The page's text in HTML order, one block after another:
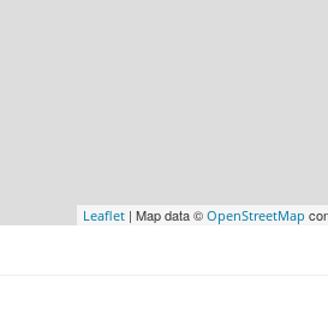
Leaflet| Map data © OpenStreetMap